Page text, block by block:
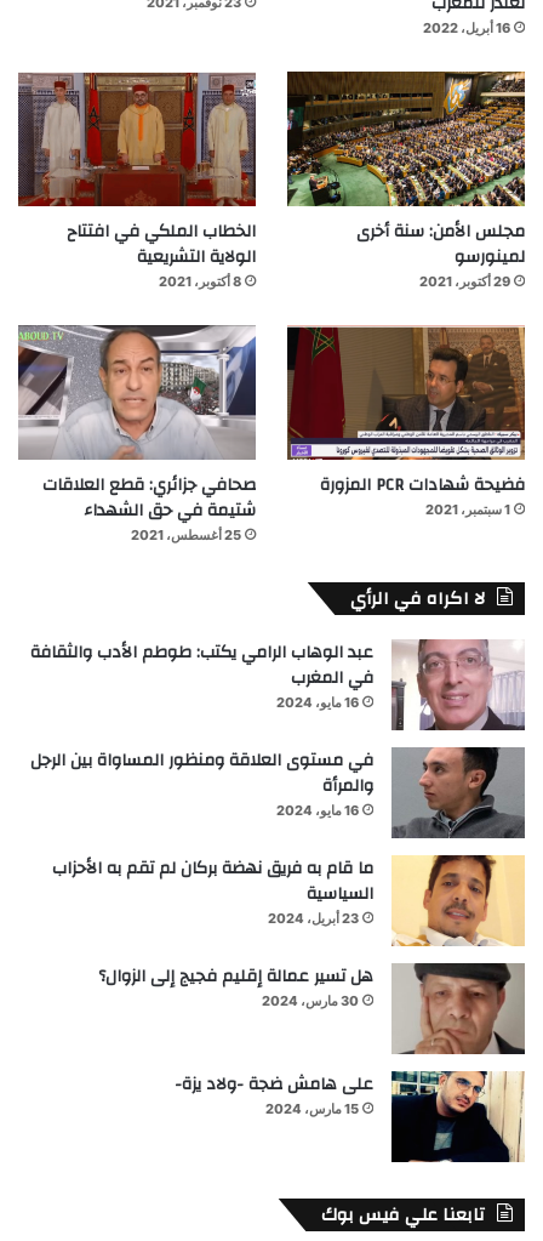
16 أبريل، 2022
مجلس الأمن: سنة أخرى
لمينورسو
29 أكتوبر، 2021
الخطاب الملكي في افتتاح
الولاية التشريعية
8 أكتوبر، 2021
فضيحة شهادات PCR المزورة
1 سبتمبر، 2021
صحافي جزائري: قطع العلاقات
شتيمة في حق الشهداء
25 أغسطس، 2021
لا اكراه في الرأي
عبد الوهاب الرامي يكتب: طوطم الأدب والثقافة
في المغرب
16 مايو، 2024
في مستوى العلاقة ومنظور المساواة بين الرجل
والمرأة
16 مايو، 2024
ما قام به فريق نهضة بركان لم تقم به الأحزاب
السياسية
23 أبريل، 2024
هل تسير عمالة إقليم فجيج إلى الزوال؟
30 مارس، 2024
على هامش ضجة -ولاد يزة-
15 مارس، 2024
تابعنا علي فيس بوك